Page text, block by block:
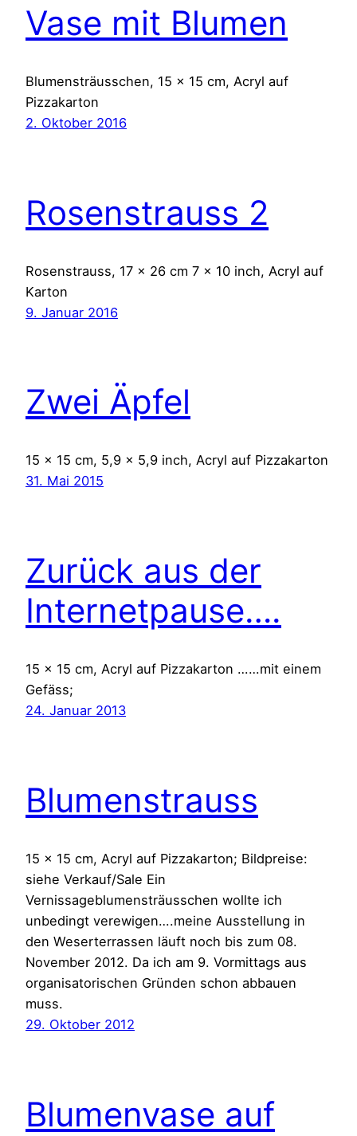
Vase mit Blumen
Blumensträusschen, 15 x 15 cm, Acryl auf
Pizzakarton
2. Oktober 2016
Rosenstrauss 2
Rosenstrauss, 17 x 26 cm 7 x 10 inch, Acryl auf
Karton
9. Januar 2016
Zwei Äpfel
15 x 15 cm, 5,9 x 5,9 inch, Acryl auf Pizzakarton
31. Mai 2015
Zurück aus der
Internetpause….
15 x 15 cm, Acryl auf Pizzakarton ……mit einem
Gefäss;
24. Januar 2013
Blumenstrauss
15 x 15 cm, Acryl auf Pizzakarton; Bildpreise:
siehe Verkauf/Sale Ein
Vernissageblumensträusschen wollte ich
unbedingt verewigen….meine Ausstellung in
den Weserterrassen läuft noch bis zum 08.
November 2012. Da ich am 9. Vormittags aus
organisatorischen Gründen schon abbauen
muss.
29. Oktober 2012
Blumenvase auf